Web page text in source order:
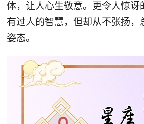
体，让人心生敬意。更令人惊讶
有过人的智慧，但却从不张扬，
姿态。